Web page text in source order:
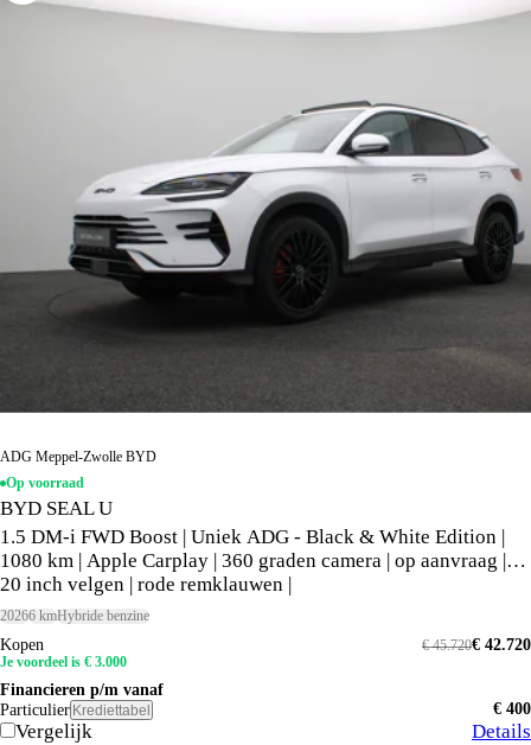
ADG Meppel-Zwolle BYD
Op voorraad
BYD SEAL U
1.5 DM-i FWD Boost | Uniek ADG - Black & White Edition |
1080 km | Apple Carplay | 360 graden camera | op aanvraag |
20 inch velgen | rode remklauwen |
20266 kmHybride benzine
Kopen € 42.720
€ 45.720
Je voordeel is € 3.000
Financieren p/m vanaf
Particulier Krediettabel € 400
Vergelijk Details